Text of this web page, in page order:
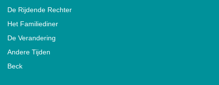
De Rijdende Rechter
Het Familiediner
De Verandering
Andere Tijden
Beck